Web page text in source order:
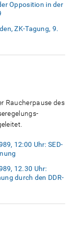
Opposition in der
ZK-Tagung, 9.
Raucherpause des
12:00 Uhr: SED-
12.30 Uhr:
durch den DDR-